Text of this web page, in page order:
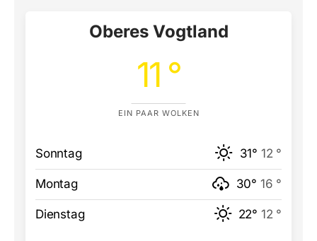
Oberes Vogtland
11 °
EIN PAAR WOLKEN
Sonntag 31° 12 °
Montag 30° 16 °
Dienstag 22° 12 °